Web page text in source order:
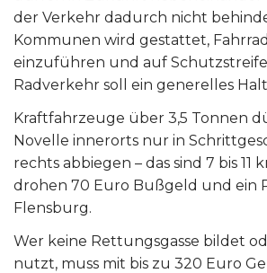
der Verkehr dadurch nicht
Kommunen wird gestattet,
einzuführen und auf
Radverkehr soll ein generelles
Kraftfahrzeuge über 3,5 Tonnen
Novelle innerorts nur in
rechts abbiegen – das sind 7 bis 11
drohen 70 Euro Bußgeld und ein
Flensburg.
Wer keine Rettungsgasse bildet
nutzt, muss mit bis zu 320 Euro